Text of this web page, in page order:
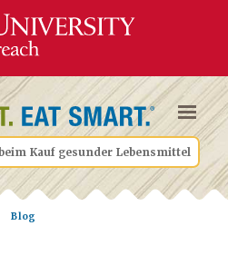
Kauf gesunder Lebensmittel
Blog